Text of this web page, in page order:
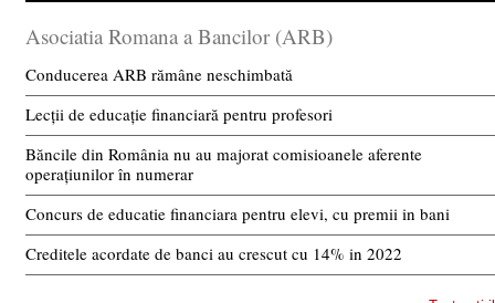
Asociatia Romana a Bancilor (ARB)
Conducerea ARB rămâne neschimbată
Lecții de educație financiară pentru profesori
Băncile din România nu au majorat comisioanele aferente
operațiunilor în numerar
Concurs de educatie financiara pentru elevi, cu premii in bani
Creditele acordate de banci au crescut cu 14% in 2022